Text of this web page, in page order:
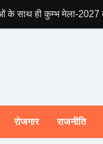
के साथ ही कुम्भ मेला-2027
रोजगार राजनीति